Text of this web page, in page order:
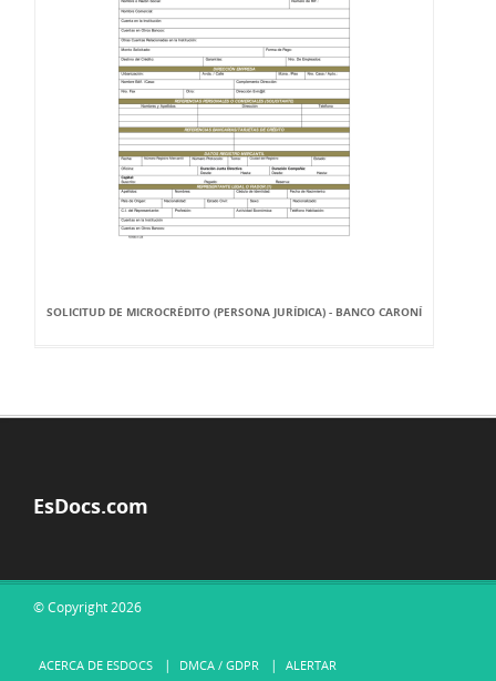
SOLICITUD DE MICROCRÉDITO (PERSONA JURÍDICA) - BANCO CARONÍ
EsDocs.com
© Copyright 2026
ACERCA DE ESDOCS DMCA / GDPR ALERTAR